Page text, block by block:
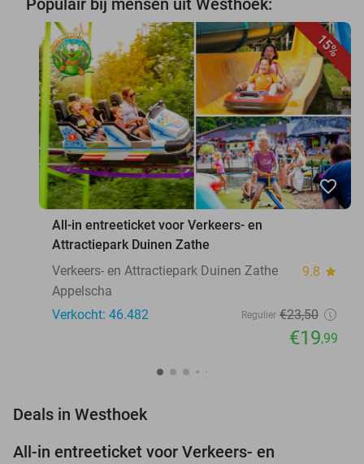
Populair bij mensen uit Westhoek:
15%
favorite_border
All-in entreeticket voor Verkeers- en
Attractiepark Duinen Zathe
Verkeers- en Attractiepark Duinen Zathe
9.8 star
Appelscha
Verkocht: 46.482
Regulier €23,50
€19,99
Deals in Westhoek
All-in entreeticket voor Verkeers- en